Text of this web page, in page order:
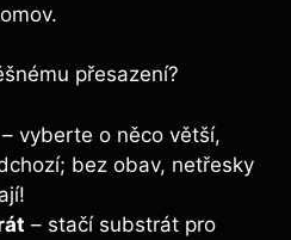
⁣přesazení?
– vyberte o něco větší,⁤
bez⁣ obav, netřesky
– stačí⁣ substrát ‌pro